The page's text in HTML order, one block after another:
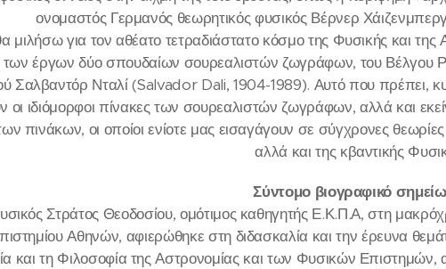
ονομαστός Γερμανός θεωρητικός φυσικός Βέρνερ
μιλήσω για τον αθέατο τετραδιάστατο κόσμο της Φυσικής και
των έργων δύο σπουδαίων σουρεαλιστών ζωγράφων, του Βέλγου
Σαλβαντόρ Νταλί (Salvador Dali, 1904-1989). Αυτό που πρέπει,
οι ιδιόμορφοι πίνακες των σουρεαλιστών ζωγράφων, αλλά και
πινάκων, οι οποίοι ενίοτε μας εισαγάγουν σε σύγχρονες
αλλά και της κβαντικής
Σύντομο βιογραφικό
Στράτος Θεοδοσίου, ομότιμος καθηγητής Ε.Κ.Π.Α, στη
Αθηνών, αφιερώθηκε στη διδασκαλία και την έρευνα
και τη Φιλοσοφία της Αστρονομίας και των Φυσικών Επιστημών,